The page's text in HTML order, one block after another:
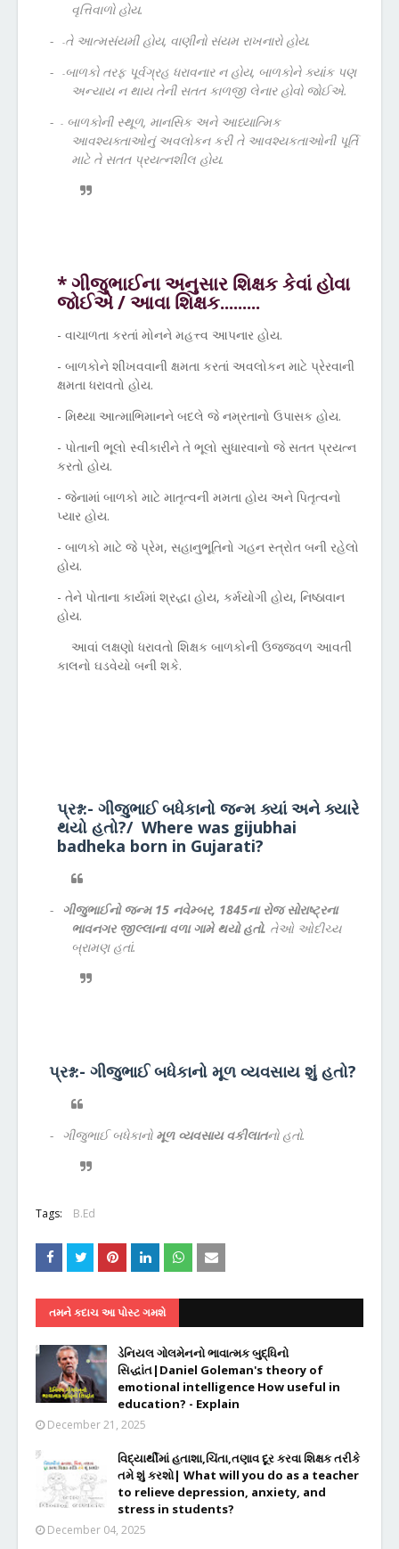
વૃત્તિવાળો હોય.
- -તે આત્મસંયમી હોય, વાણીનો સંયમ રાખનારો હોય.
- - બાળકો તરફ પૂર્વગ્રહ ધરાવનાર ન હોય, બાળકોને ક્યાંક પણ
અન્યાય ન થાય તેની સતત કાળજી લેનાર હોવો જોઈએ.
- - બાળકોની સ્થૂળ, માનસિક અને આધ્યાત્મિક
આવશ્યક્તાઓનું અવલોકન કરી તે આવશ્યકતાઓની પૂર્તિ
માટે તે સતત પ્રયત્નશીલ હોય.
* ગીજુભાઈના અનુસાર શિક્ષક કેવાં હોવા
જોઈએ / આવા શિક્ષક.........
- વાચાળતા કરતાં મોનને મહત્ત્વ આપનાર હોય.
- બાળકોને શીખવવાની ક્ષમતા કરતાં અવલોકન માટે પ્રેરવાની
ક્ષમતા ધરાવતો હોય.
- મિથ્યા આત્માભિમાનને બદલે જે નમ્રતાનો ઉપાસક હોય.
- પોતાની ભૂલો સ્વીકારીને તે ભૂલો સુધારવાનો જે સતત પ્રયત્ન
કરતો હોય.
- જેનામાં બાળકો માટે માતૃત્વની મમતા હોય અને પિતૃત્વનો
પ્યાર હોય.
- બાળકો માટે જે પ્રેમ, સહાનુભૂતિનો ગહન સ્ત્રોત બની રહેલો
હોય.
- તેને પોતાના કાર્યમાં શ્રદ્ધા હોય, કર્મયોગી હોય, નિષ્ઠાવાન
હોય.
આવાં લક્ષણો ધરાવતો શિક્ષક બાળકોની ઉજ્જવળ આવતી
કાલનો ઘડવેયો બની શકે.
પ્રશ્ન:- ગીજુભાઈ બધેકાનો જન્મ ક્યાં અને ક્યારે
થયો હતો?/ Where was gijubhai
badheka born in Gujarati?
- ગીજુભાઈનો જન્મ 15 નવેમ્બર, 1845ના રોજ સોરાષ્ટ્રના
ભાવનગર જીલ્લાના વળા ગામે થયો હતો. તેઓ ઓદીચ્ય
બ્રામણ હતાં.
પ્રશ્ન:- ગીજુભાઈ બધેકાનો મૂળ વ્યવસાય શું હતો?
- ગીજુભાઈ બધેકાનો મૂળ વ્યવસાય વકીલાતનો હતો.
Tags: B.Ed
તમને કદાચ આ પોસ્ટ ગમશે
ડેનિયલ ગોલમેનનો ભાવાત્મક બુદ્ધિનો
સિદ્ધાંત|Daniel Goleman's theory of
emotional intelligence How useful in
education? - Explain
December 21, 2025
વિદ્યાર્થીમાં હતાશા,ચિંતા,તણાવ દૂર કરવા શિક્ષક તરીકે
તમે શું કરશો| What will you do as a teacher
to relieve depression, anxiety, and
stress in students?
December 04, 2025